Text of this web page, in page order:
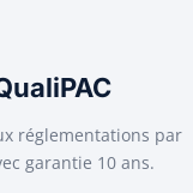
réglementations par
garantie 10 ans.